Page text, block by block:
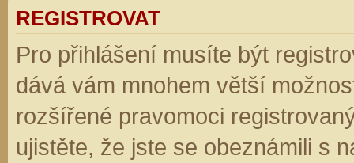
REGISTROVAT
Pro přihlášení musíte být
dává vám mnohem větší
rozšířené pravomoci
ujistěte, že jste se obeznámili s